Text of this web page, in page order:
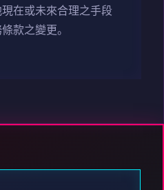
在或未來合理之手段
款之變更。